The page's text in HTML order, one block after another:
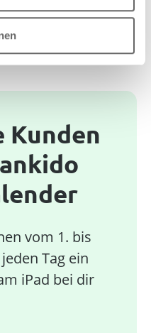
Kunden
vom 1. bis
Tag ein
iPad bei dir